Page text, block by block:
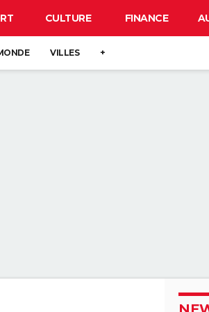
CULTURE FINANCE
VILLES +